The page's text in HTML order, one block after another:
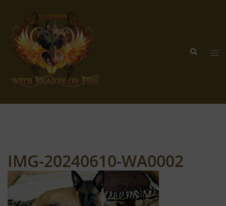
springen
Suche
IMG-20240610-WA0002